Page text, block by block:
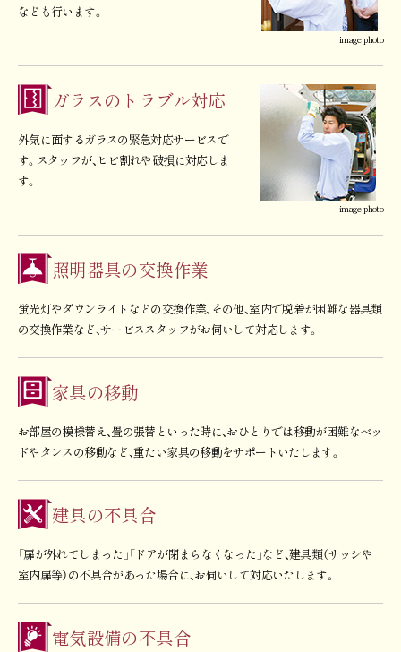
なども行います。
image photo
ガラスのトラブル対応
外気に面するガラスの緊急対応サービスで
す。スタッフが、ヒビ割れや破損に対応しま
す。
image photo
照明器具の交換作業
蛍光灯やダウンライトなどの交換作業、その他、室内で脱着が困難な器具類
の交換作業など、サービススタッフがお伺いして対応します。
家具の移動
お部屋の模様替え、畳の張替といった時に、おひとりでは移動が困難なベッ
ドやタンスの移動など、重たい家具の移動をサポートいたします。
建具の不具合
「扉が外れてしまった」「ドアが閉まらなくなった」など、建具類（サッシや
室内扉等）の不具合があった場合に、お伺いして対応いたします。
電気設備の不具合